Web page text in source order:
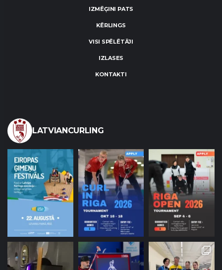
IZMĒĢINI PATS
KĒRLINGS
VISI SPĒLĒTĀJI
IZLASES
KONTAKTI
LATVIANCURLING